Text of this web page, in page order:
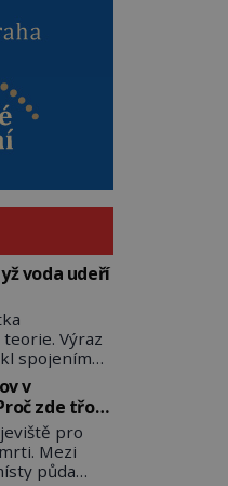
voda udeří
Výraz
spojením
tsu
(vlna).
vlnu,
moři
délka
v
zde třou
bídu s
pro
Mezi
půda